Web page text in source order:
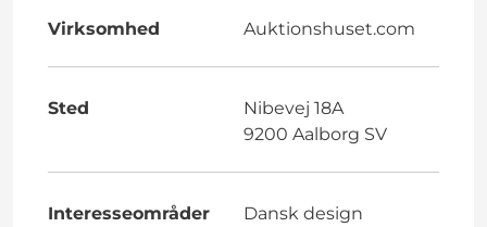
Virksomhed Auktionshuset.com
Sted
Nibevej 18A
9200 Aalborg SV
Interesseområder
Dansk design